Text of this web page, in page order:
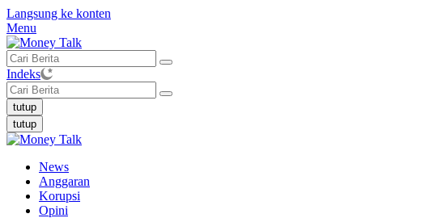
Langsung ke konten
Menu
Indeks
tutup
tutup
News
Anggaran
Korupsi
Opini